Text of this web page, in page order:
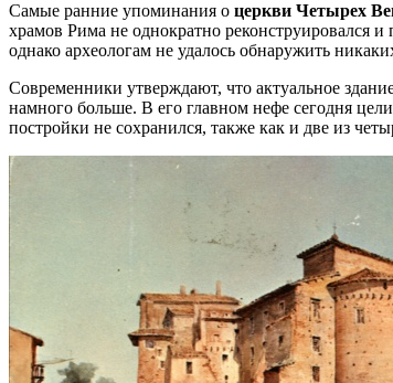
Самые ранние упоминания о церкви Четырех
храмов Рима не однократно реконструировался
однако археологам не удалось обнаружить
Современники утверждают, что актуальное
намного больше. В его главном нефе сегодня
постройки не сохранился, также как и две из